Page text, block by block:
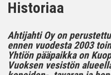
Historiaa
Ahtijahti Oy on
ennen vuodesta 2003
Yhtiön pääpaikka on
Vuoksen vesistön